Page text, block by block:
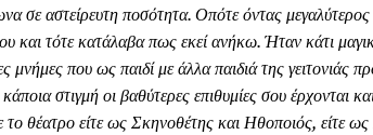
σε αστείρευτη ποσότητα. Οπότε όντας
και τότε κατάλαβα πως εκεί ανήκω. Ήταν κάτι
μνήμες που ως παιδί με άλλα παιδιά της
στιγμή οι βαθύτερες επιθυμίες σου έρχονται
το θέατρο είτε ως Σκηνοθέτης και Ηθοποιός, είτε